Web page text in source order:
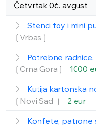
Četvrtak 06. avgust
Stenci toy i mini
❲Vrbas❳
Potrebne radnice,
❲Crna Gora❳
1000
Kutija kartonska
❲Novi Sad ❳
2 eur
Konfete, patrone